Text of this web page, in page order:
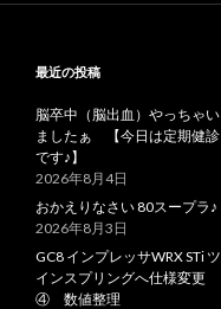
最近の投稿
脳卒中（脳出血）やっちゃい
ましたぁ 【今日は定期健診
です♪】
2026年8月4日
おかえりなさい 80スープラ♪
2026年8月3日
GC8 インプレッサWRX STi ツ
インスプリングへ仕様変更
④ 数値整理